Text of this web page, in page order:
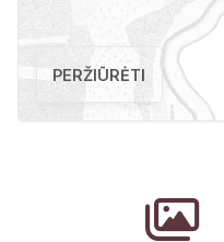
PERŽIŪRĖTI